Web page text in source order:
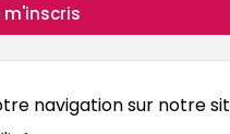
m'inscris
navigation sur notre